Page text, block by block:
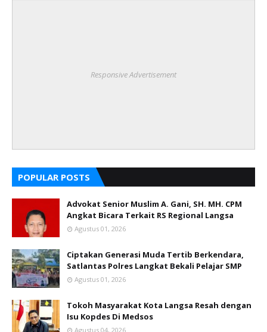
Responsive Advertisement
POPULAR POSTS
Advokat Senior Muslim A. Gani, SH. MH. CPM
Angkat Bicara Terkait RS Regional Langsa
Agustus 01, 2026
Ciptakan Generasi Muda Tertib Berkendara,
Satlantas Polres Langkat Bekali Pelajar SMP
Agustus 01, 2026
Tokoh Masyarakat Kota Langsa Resah dengan
Isu Kopdes Di Medsos
Agustus 04, 2026